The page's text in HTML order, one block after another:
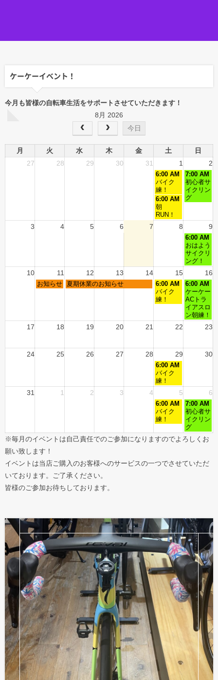
ケーケーイベント！
今月も皆様の自転車生活をサポートさせていただきます！
8月 2026
今日
月 火 水 木 金 土
日
27
28 29 30 31 1 2
6:00 AM
バイク
練！
7:00 AM
初心者サ
イクリン
グ
6:00 AM
朝
RUN！
3 4 5 6 7 8 9
6:00 AM
おはよう
サイクリ
ング！
10 11 12 13 14 15 16
お知らせ 夏期休業のお知らせ
6:00 AM
バイク
練！
6:00 AM
ケーケー
ACトラ
イアスロ
ン朝練！
17 18 19 20 21 22 23
24 25 26 27 28 29 30
6:00 AM
バイク
練！
31 1 2 3 4 5 6
6:00 AM
バイク
練！
7:00 AM
初心者サ
イクリン
グ
※毎月のイベントは自己責任でのご参加になりますのでよろしくお
願い致します！
イベントは当店ご購入のお客様へのサービスの一つでさせていただ
いております。ご了承ください。
皆様のご参加お待ちしております。